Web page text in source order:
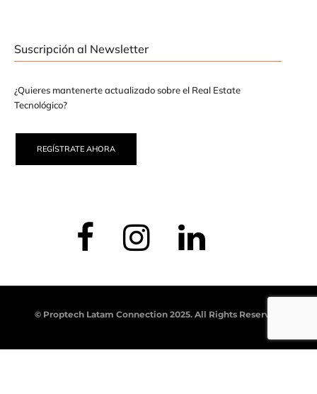
Suscripción al Newsletter
¿Quieres mantenerte actualizado sobre el Real Estate
Tecnológico?
REGÍSTRATE AHORA
© Proptech Latam Connection 2025. All Rights Reserved.